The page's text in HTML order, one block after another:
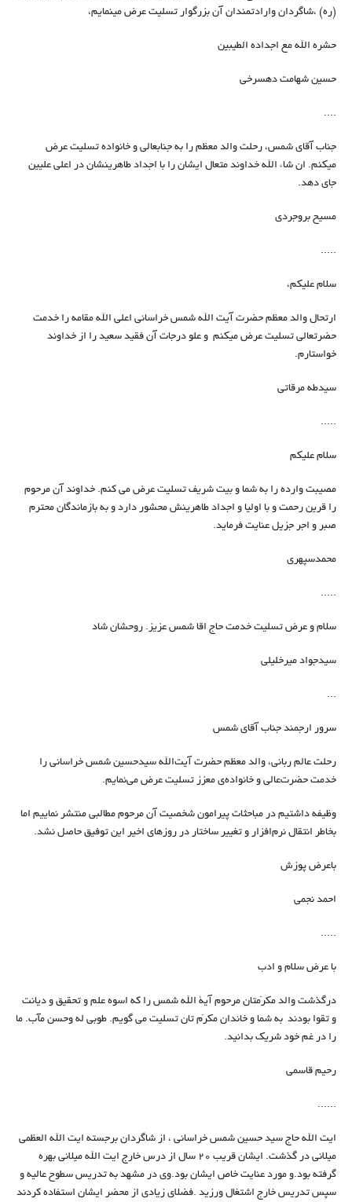
(ره) ،شاگردان وارادتمندان آن بزرگوار تسلیت عرض مینمایم،
حشره الله مع اجداده الطیبین
حسین شهامت دهسرخی
....
جناب آقای شمس، رحلت والد معظم را به جنابعالی و خانواده تسلیت عرض
میکنم. ان شاء الله خداوند متعال ایشان را با اجداد طاهرینشان در اعلی علیین
جای دهد.
مسیح بروجردی
.....
سلام علیکم،
ارتحال والد معظم حضرت آیت الله شمس خراسانی اعلی الله مقامه را خدمت
حضرتعالی تسلیت عرض میکنم و علو درجات آن فقید سعید را از خداوند
خواستارم.
سیدطه مرقاتی
.....
سلام علیکم
مصیبت وارده را به شما و بیت شریف تسلیت عرض می کنم. خداوند آن مرحوم
را قرین رحمت و با اولیا و اجداد طاهرینش محشور دارد و به بازماندگان محترم
صبر و اجر جزیل عنایت فرماید.
محمدسپهری
.....
سلام و عرض تسلیت خدمت حاج اقا شمس عزیز. روحشان شاد
سیدجواد میرخلیلی
...
سرور ارجمند جناب آقای شمس
رحلت عالم ربانی، والد معظم حضرت آیت‌الله سیدحسین شمس خراسانی را
خدمت حضرت‌عالی و خانواده‌ی معزز تسلیت عرض می‌نمایم.
وظیفه داشتیم در مباحثات پیرامون شخصیت آن مرحوم مطالبی منتشر نماییم اما
بخاطر انتقال نرم‌افزار و تغییر ساختار در روزهای اخیر این توفیق حاصل نشد.
باعرض پوزش
احمد نجمی
.....
با عرض سلام و ادب
درگذشت والد مکرّمتان مرحوم آیة الله شمس را که اسوه علم و تحقیق و دیانت
و تقوا بودند به شما و خاندان مکرّم تان تسلیت می گویم. طوبی له وحسن مآب. ما
را در غم خود شریک بدانید.
رحیم قاسمی
......
ایت الله حاج سید حسین شمس خراسانی ، از شاگردان برجسته ایت الله العظمی
میلانی در گذشت. ایشان قریب ۲۰ سال از درس خارج ایت الله میلانی بهره
گرفته بود.و مورد عنایت خاص ایشان بود‌.وی در مشهد به تدریس سطوح عالیه و
سپس تدریس خارج اشتغال ورزید .فضلای زیادی از محضر ایشان استفاده کردند